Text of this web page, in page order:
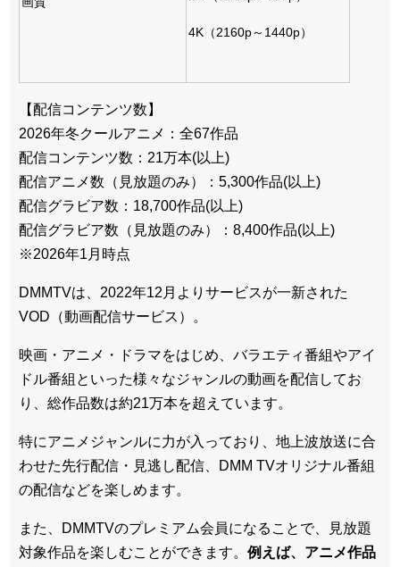
4K（2160p～1440p）
【配信コンテンツ数】
2026年冬クールアニメ：全67作品
配信コンテンツ数：21万本(以上)
配信アニメ数（見放題のみ）：5,300作品(以上)
配信グラビア数：18,700作品(以上)
配信グラビア数（見放題のみ）：8,400作品(以上)
※2026年1月時点
DMMTVは、2022年12月よりサービスが一新された
VOD（動画配信サービス）。
映画・アニメ・ドラマをはじめ、バラエティ番組やアイ
ドル番組といった様々なジャンルの動画を配信してお
り、総作品数は約21万本を超えています。
特にアニメジャンルに力が入っており、地上波放送に合
わせた先行配信・見逃し配信、DMM TVオリジナル番組
の配信などを楽しめます。
また、DMMTVのプレミアム会員になることで、見放題
対象作品を楽しむことができます。 例えば、アニメ作品